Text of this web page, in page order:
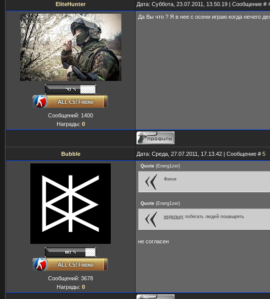
EliteHunter Дата: Суббота, 23.07.2011, 13.50.19 | Сообщение #
Сообщений: 1400
Награды: 0
Да Вы что ? Я в нее с осени играю когда нечего
Bubble Дата: Среда, 27.07.2011, 17.13.42 | Сообщение # 5
Сообщений: 3678
Награды: 0
Quote (Energ1zer)
Фигня
Quote (Energ1zer)
недельку побегать людей пошвырять
не согласен